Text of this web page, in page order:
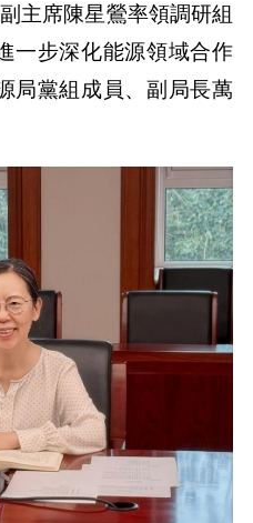
主席陳星鶯率領調研組
一步深化能源領域合作
局黨組成員、副局長萬